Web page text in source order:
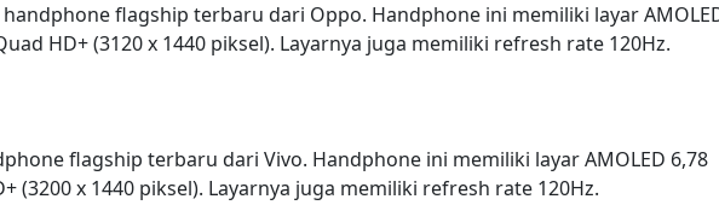
handphone flagship terbaru dari Oppo. Handphone ini memiliki layar
HD+ (3120 x 1440 piksel). Layarnya juga memiliki refresh rate 120Hz.
flagship terbaru dari Vivo. Handphone ini memiliki layar AMOLED 6,78
(3200 x 1440 piksel). Layarnya juga memiliki refresh rate 120Hz.